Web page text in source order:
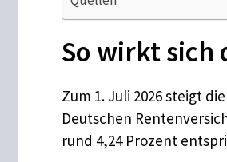
So wirkt sich
Zum 1. Juli 2026 steigt
Deutschen
rund 4,24 Prozent